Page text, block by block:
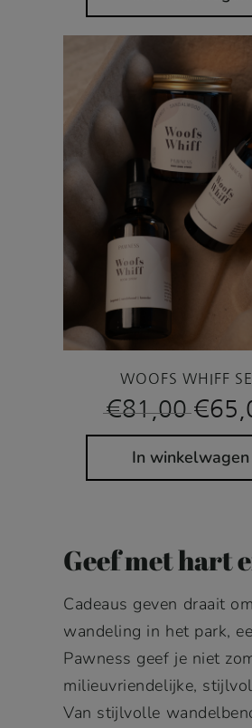
WOOFS WHIFF
€81,00 prijs
was:
€81,00.
€
In winkelwagen
Geef met hart
Cadeaus geven draait
wandeling in het park,
Pawness geef je niet
milieuvriendelijke,
Van stijlvolle